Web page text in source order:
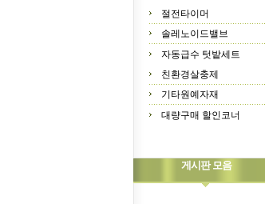
절전타이머
솔레노이드밸브
자동급수 텃밭세트
친환경살충제
기타원예자재
대량구매 할인코너
게시판 모음